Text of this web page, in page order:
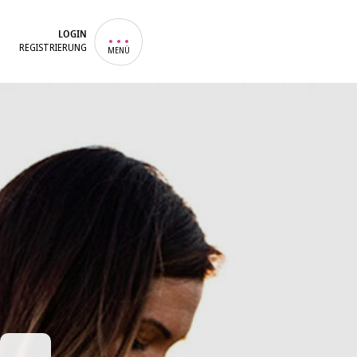
LOGIN
REGISTRIERUNG MENÜ